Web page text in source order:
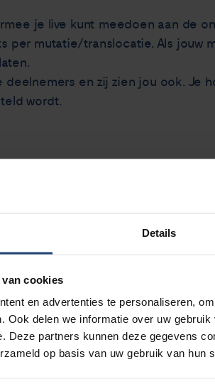
Details
cookies
en advertenties te personaliseren,
Ook delen we informatie over uw
Deze partners kunnen deze gegevens
op basis van uw gebruik van hun
je live kunt meedoen aan de
per mutatie/translocatie. Als
en zij zien jou ook. Je
wordt.
translocaties aan ons mailen via
over mutaties en
therapie